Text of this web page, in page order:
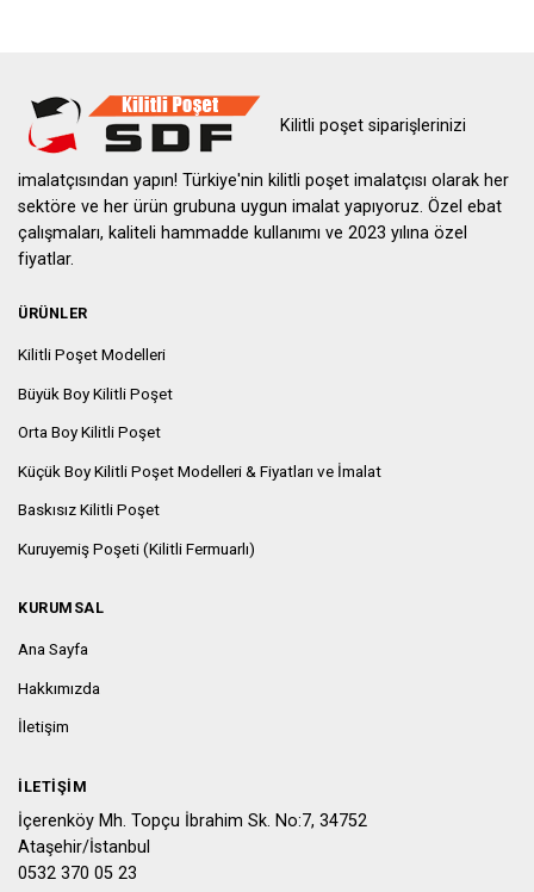
Kilitli poşet siparişlerinizi
imalatçısından yapın! Türkiye'nin kilitli poşet imalatçısı olarak her
sektöre ve her ürün grubuna uygun imalat yapıyoruz. Özel ebat
çalışmaları, kaliteli hammadde kullanımı ve 2023 yılına özel
fiyatlar.
ÜRÜNLER
Kilitli Poşet Modelleri
Büyük Boy Kilitli Poşet
Orta Boy Kilitli Poşet
Küçük Boy Kilitli Poşet Modelleri & Fiyatları ve İmalat
Baskısız Kilitli Poşet
Kuruyemiş Poşeti (Kilitli Fermuarlı)
KURUMSAL
Ana Sayfa
Hakkımızda
İletişim
İLETIŞIM
İçerenköy Mh. Topçu İbrahim Sk. No:7, 34752
Ataşehir/İstanbul
0532 370 05 23